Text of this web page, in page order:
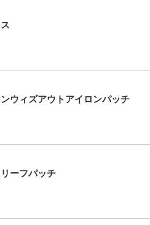
ウィズアウトアイロンパッチ
ーフパッチ